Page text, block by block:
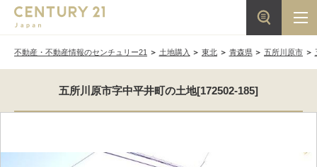
不動産・不動産情報のセンチュリー21 土地購入 東北 青森県 五所川原市
五所川原市字中平井町の土地[172502-185]